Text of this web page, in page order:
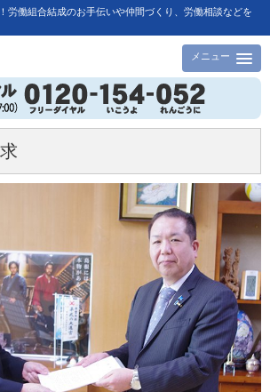
労働組合結成のお手伝いや仲間づくり、労働相談などを
メニュー